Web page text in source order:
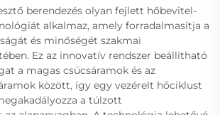
berendezés olyan fejlett hőbevitel-
alkalmaz, amely forradalmasítja a
és minőségét szakmai
Ez az innovatív rendszer beállítható
a magas csúcsáramok és az
között, így egy vezérelt hőciklust
a túlzott